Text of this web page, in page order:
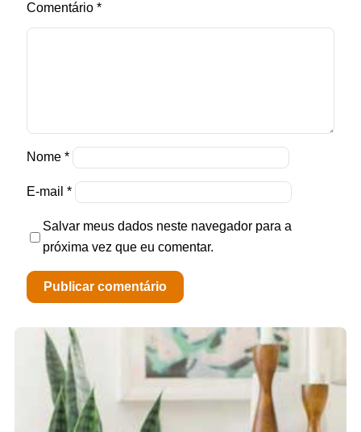
Comentário *
Nome *
E-mail *
Salvar meus dados neste navegador para a
próxima vez que eu comentar.